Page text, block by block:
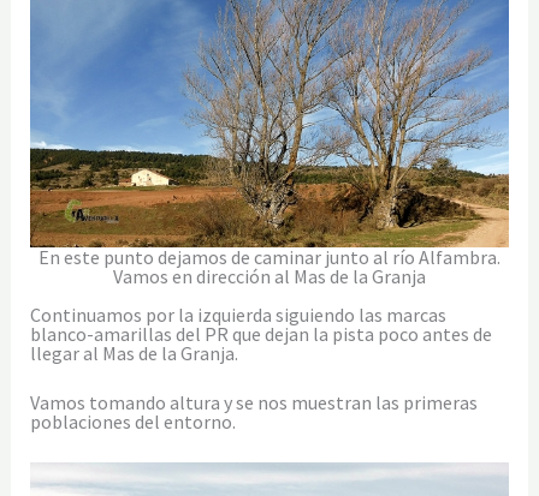
En este punto dejamos de caminar junto al río Alfambra.
Vamos en dirección al Mas de la Granja
Continuamos por la izquierda siguiendo las marcas
blanco-amarillas del PR que dejan la pista poco antes de
llegar al Mas de la Granja.
Vamos tomando altura y se nos muestran las primeras
poblaciones del entorno.